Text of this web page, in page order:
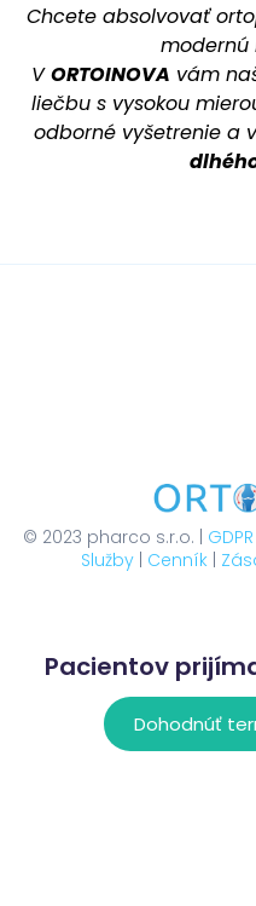
Chcete absolvovať
modernú
VORTOINOVA vám
liečbu s vysokou
odborné vyšetrenie a
© 2023 pharco s.r.o. | GDPR
Služby | Cenník |
Pacientov
Dohodnúť